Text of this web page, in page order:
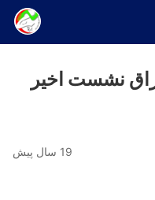
نشست اخير
19 سال پیش